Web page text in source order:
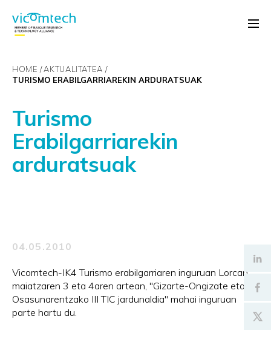
HOME
AKTUALITATEA
TURISMO ERABILGARRIAREKIN ARDURATSUAK
Turismo
Erabilgarriarekin
arduratsuak
04.05.2010
Vicomtech-IK4 Turismo erabilgarriaren inguruan Lorcan,
maiatzaren 3 eta 4aren artean, "Gizarte-Ongizate eta
Osasunarentzako III TIC jardunaldia" mahai inguruan
parte hartu du.